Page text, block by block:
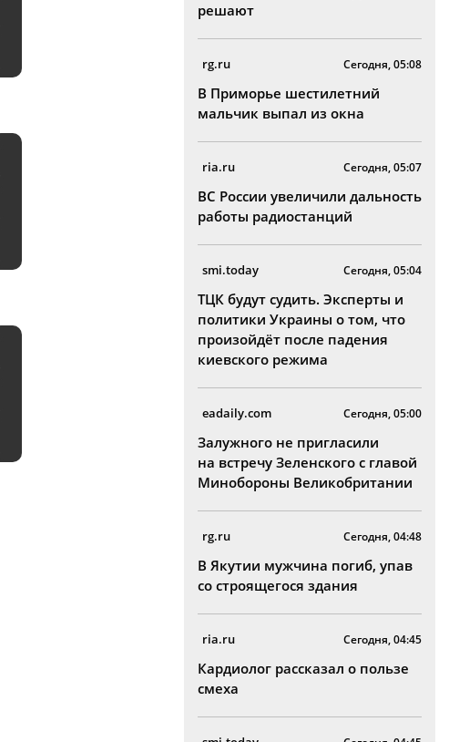
решают
rg.ru Сегодня, 05:08
В Приморье шестилетний
мальчик выпал из окна
ria.ru Сегодня, 05:07
ВС России увеличили дальность
работы радиостанций
smi.today Сегодня, 05:04
ТЦК будут судить. Эксперты и
политики Украины о том, что
произойдёт после падения
киевского режима
eadaily.com Сегодня, 05:00
Залужного не пригласили
на встречу Зеленского с главой
Минобороны Великобритании
rg.ru Сегодня, 04:48
В Якутии мужчина погиб, упав
со строящегося здания
ria.ru Сегодня, 04:45
Кардиолог рассказал о пользе
смеха